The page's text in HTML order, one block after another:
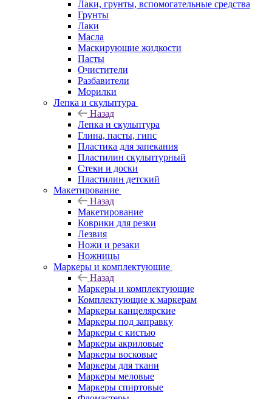
Лаки, грунты, вспомогательные средства
Грунты
Лаки
Масла
Маскирующие жидкости
Пасты
Очистители
Разбавители
Морилки
Лепка и скульптура
Назад
Лепка и скульптура
Глина, пасты, гипс
Пластика для запекания
Пластилин скульптурный
Стеки и доски
Пластилин детский
Макетирование
Назад
Макетирование
Коврики для резки
Лезвия
Ножи и резаки
Ножницы
Маркеры и комплектующие
Назад
Маркеры и комплектующие
Комплектующие к маркерам
Маркеры канцелярские
Маркеры под заправку
Маркеры с кистью
Маркеры акриловые
Маркеры восковые
Маркеры для ткани
Маркеры меловые
Маркеры спиртовые